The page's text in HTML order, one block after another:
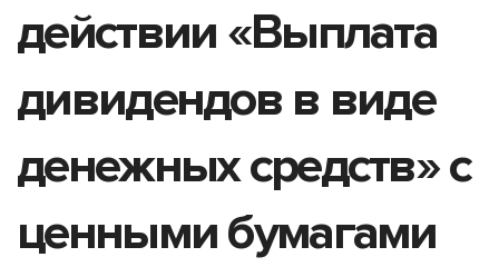
действии «Выплата
дивидендов в виде
денежных средств» с
ценными бумагами